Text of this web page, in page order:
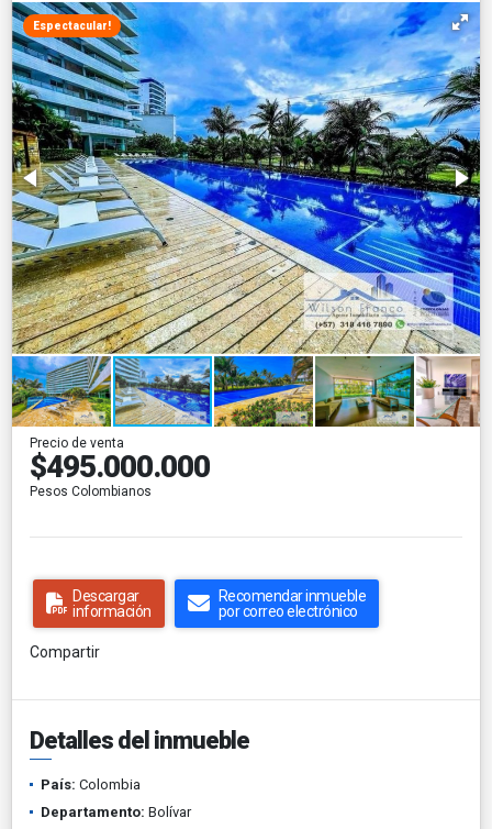
Espectacular!
Precio de venta
$495.000.000
Pesos Colombianos
Descargar
información
Recomendar inmueble
por correo electrónico
Compartir
Detalles del inmueble
País: Colombia
Departamento: Bolívar